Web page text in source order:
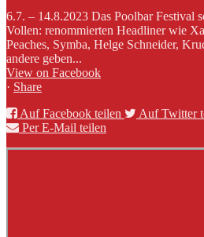
6.7. – 14.8.2023 Das Poolbar Festival
Vollen: renommierten Headliner wie
Peaches, Symba, Helge Schneider,
andere geben...
View on Facebook
· Share
Auf Facebook teilen
Auf Twitter
Per E-Mail teilen